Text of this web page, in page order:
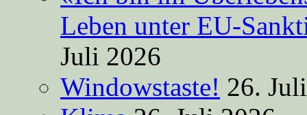
Leben unter EU-
Juli 2026
Windowstaste! 26.